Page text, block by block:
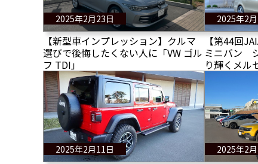
2025年2月23日
【新型車インプレッション】クルマ
選びで後悔したくない人に「VW ゴル
フ TDI」
2025年2
【第44回
ミニバン
り輝くメル
クスクル
2025年2月11日 2025年2